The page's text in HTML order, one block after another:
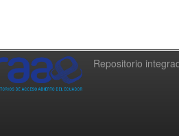
Repositorio